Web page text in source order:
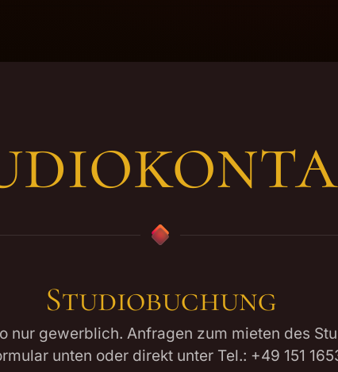
Studiobuchung
nur gewerblich. Anfragen zum mieten des
unten oder direkt unter Tel.: +49 151